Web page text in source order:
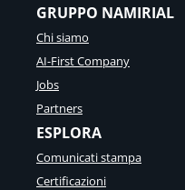
GRUPPO NAMIRIAL
Chi siamo
AI-First Company
Jobs
Partners
ESPLORA
Comunicati stampa
Certificazioni